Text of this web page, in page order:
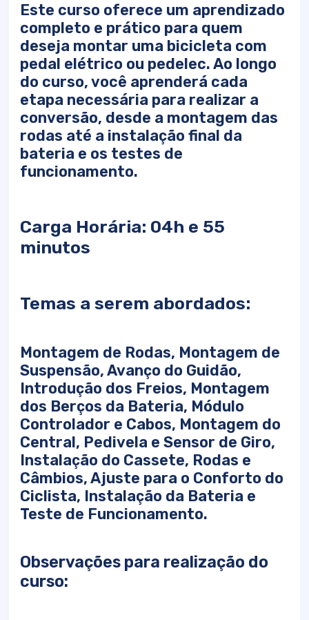
Este curso oferece um aprendizado
completo e prático para quem
deseja montar uma bicicleta com
pedal elétrico ou pedelec. Ao longo
do curso, você aprenderá cada
etapa necessária para realizar a
conversão, desde a montagem das
rodas até a instalação final da
bateria e os testes de
funcionamento.
Carga Horária: 04h e 55
minutos
Temas a serem abordados:
Montagem de Rodas, Montagem de
Suspensão, Avanço do Guidão,
Introdução dos Freios, Montagem
dos Berços da Bateria, Módulo
Controlador e Cabos, Montagem do
Central, Pedivela e Sensor de Giro,
Instalação do Cassete, Rodas e
Câmbios, Ajuste para o Conforto do
Ciclista, Instalação da Bateria e
Teste de Funcionamento.
Observações para realização do
curso: